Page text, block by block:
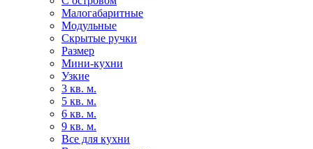
Малогабаритные
Модульные
Скрытые ручки
Размер
Мини-кухни
Узкие
3 кв. м.
5 кв. м.
6 кв. м.
9 кв. м.
Все для кухни